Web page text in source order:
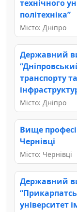
технічного
політехніка”
Місто: Дніпро
Державний
транспорту
Місто: Дніпро
Вище
Чернівці
Місто: Чернівці
Державний
університет